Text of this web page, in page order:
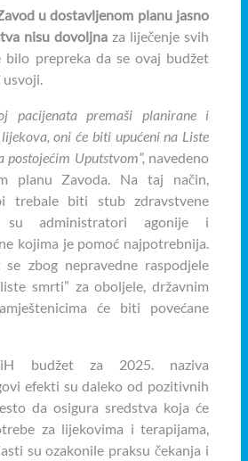
u dostavljenom planu jasno
nisu dovoljna za liječenje svih
bilo prepreka da se ovaj budžet
usvoji.
pacijenata premaši planirane i
oni će biti upućeni na Liste
postojećim Uputstvom”, navedeno
planu Zavoda. Na taj način,
trebale biti stub zdravstvene
su administratori agonije i
kojima je pomoć najpotrebnija.
se zbog nepravedne raspodjele
smrti” za oboljele, državnim
će biti povećane
budžet za 2025. naziva
efekti su daleko od pozitivnih
da osigura sredstva koja će
za lijekovima i terapijama,
su ozakonile praksu čekanja i